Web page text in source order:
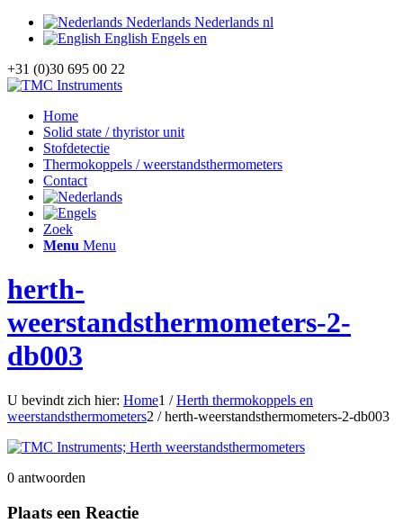
Nederlands Nederlands nl
English Engels en
+31 (0)30 695 00 22
Home
Solid state / thyristor unit
Stofdetectie
Thermokoppels / weerstandsthermometers
Contact
Zoek
Menu Menu
herth-
weerstandsthermometers-2-
db003
U bevindt zich hier: Home1 / Herth thermokoppels en
weerstandsthermometers2 / herth-weerstandsthermometers-2-db003
0 antwoorden
Plaats een Reactie